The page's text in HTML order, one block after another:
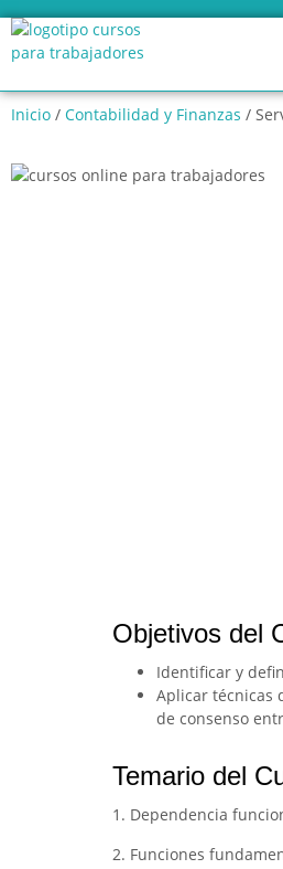
Inicio / Contabilidad y Finanzas /
Objetivos del
Identificar y
Aplicar técnicas
de consenso
Temario del
1. Dependencia
2. Funciones